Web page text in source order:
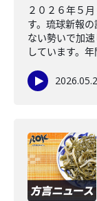
２０２６年５
す。琉球新報
ない勢いで加
しています。